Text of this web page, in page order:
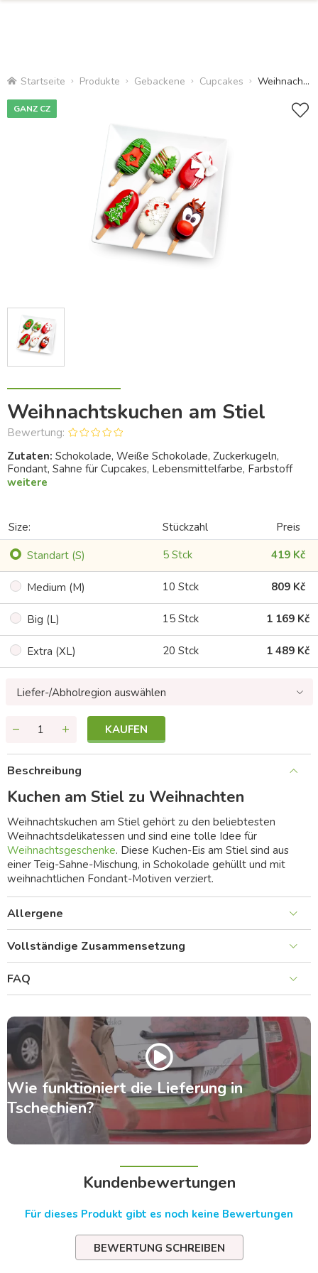
Startseite Produkte Gebackene Cupcakes Weihnachtskuchen am Stiel
GANZ CZ
Weihnachtskuchen am Stiel
Bewertung:
Zutaten: Schokolade, Weiße Schokolade, Zuckerkugeln,
Fondant, Sahne für Cupcakes, Lebensmittelfarbe, Farbstoff
weitere
Size: Stückzahl
Preis
Standart (S)
5 Stck 419 Kč
Medium (M) 10 Stck 809 Kč
Big (L) 15 Stck 1 169 Kč
Extra (XL) 20 Stck 1 489 Kč
Liefer-/Abholregion auswählen
KAUFEN
Beschreibung
Kuchen am Stiel zu Weihnachten
Weihnachtskuchen am Stiel gehört zu den beliebtesten
Weihnachtsdelikatessen und sind eine tolle Idee für
Weihnachtsgeschenke. Diese Kuchen-Eis am Stiel sind aus
einer Teig-Sahne-Mischung, in Schokolade gehüllt und mit
weihnachtlichen Fondant-Motiven verziert.
Allergene
Vollständige Zusammensetzung
FAQ
Wie funktioniert die Lieferung in
Tschechien?
Kundenbewertungen
Für dieses Produkt gibt es noch keine Bewertungen
BEWERTUNG SCHREIBEN